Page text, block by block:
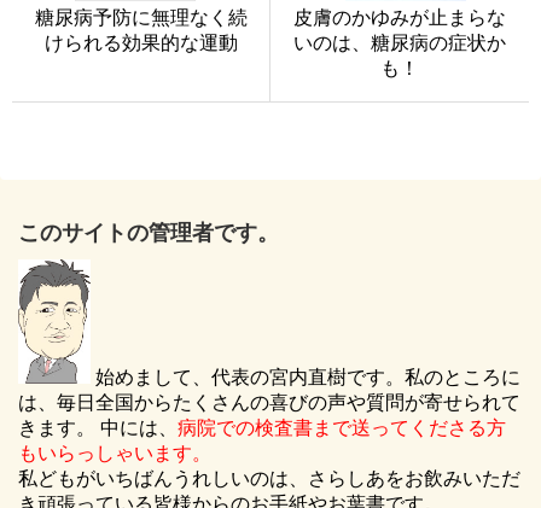
糖尿病予防に無理なく続
けられる効果的な運動
皮膚のかゆみが止まらな
いのは、糖尿病の症状か
も！
このサイトの管理者です。
始めまして、代表の宮内直樹です。私のところに
は、毎日全国からたくさんの喜びの声や質問が寄せられて
きます。 中には、 病院での検査書まで送ってくださる方
もいらっしゃいます。
私どもがいちばんうれしいのは、さらしあをお飲みいただ
き頑張っている皆様からのお手紙やお葉書です。